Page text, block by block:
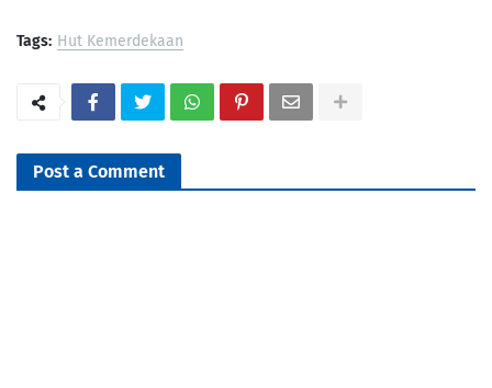
Tags: Hut Kemerdekaan
Post a Comment